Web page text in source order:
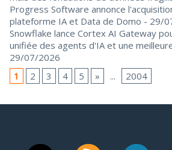
Progress Software annonce
plateforme IA et Data de Domo - 29/
Snowflake lance Cortex AI Gateway
unifiée des agents d'IA et une
29/07/2026
1
2 3 4 5 » ... 2004